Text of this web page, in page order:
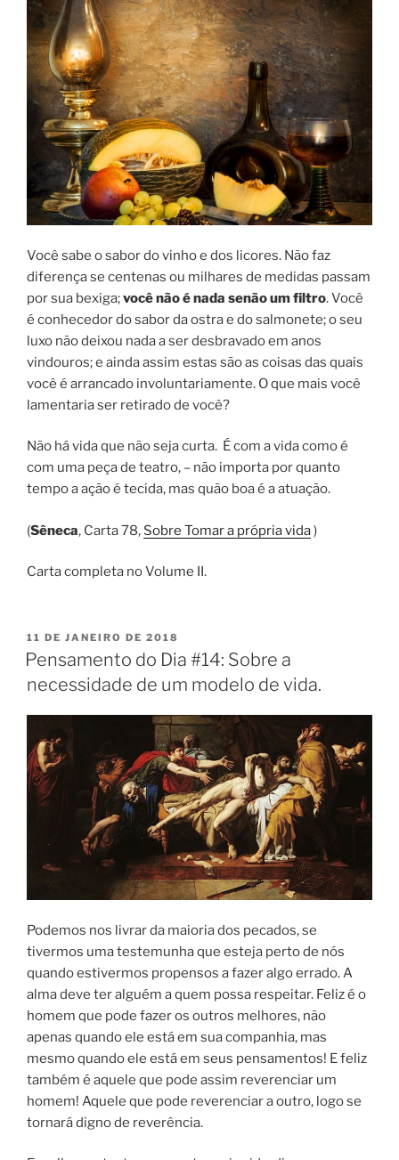
Você sabe o sabor do vinho e dos licores. Não faz
diferença se centenas ou milhares de medidas passam
por sua bexiga;você não é nada senão um filtro. Você
é conhecedor do sabor da ostra e do salmonete; o seu
luxo não deixou nada a ser desbravado em anos
vindouros; e ainda assim estas são as coisas das quais
você é arrancado involuntariamente. O que mais você
lamentaria ser retirado de você?
Não há vida que não seja curta. É com a vida como é
com uma peça de teatro, – não importa por quanto
tempo a ação é tecida, mas quão boa é a atuação.
(Sêneca, Carta 78, Sobre Tomar a própria vida)
Carta completa no Volume II.
PUBLICADO
EM
11 DE JANEIRO DE 2018
Pensamento do Dia #14: Sobre a
necessidade de um modelo de vida.
Podemos nos livrar da maioria dos pecados, se
tivermos uma testemunha que esteja perto de nós
quando estivermos propensos a fazer algo errado. A
alma deve ter alguém a quem possa respeitar. Feliz é o
homem que pode fazer os outros melhores, não
apenas quando ele está em sua companhia, mas
mesmo quando ele está em seus pensamentos! E feliz
também é aquele que pode assim reverenciar um
homem! Aquele que pode reverenciar a outro, logo se
tornará digno de reverência.